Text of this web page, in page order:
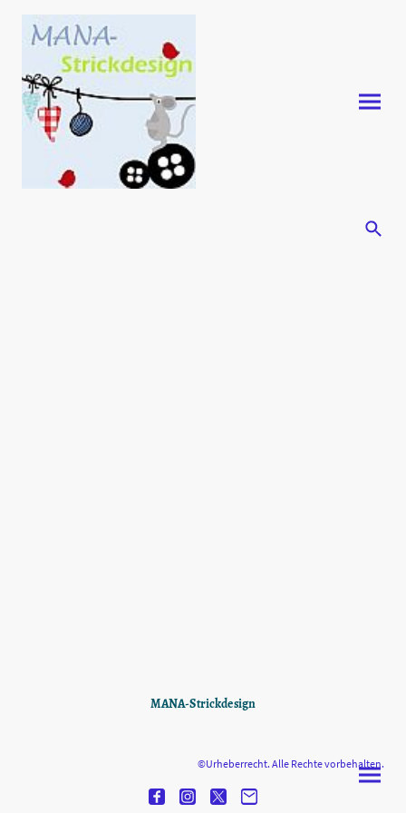
MANA-Strickdesign
©Urheberrecht. Alle Rechte vorbehalten.